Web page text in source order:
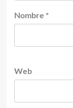
Nombre *
Web